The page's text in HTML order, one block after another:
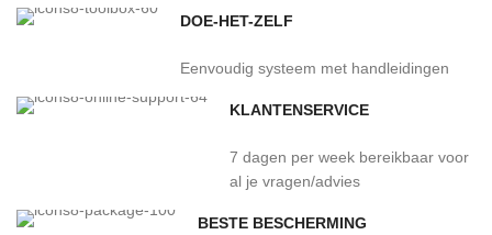
DOE-HET-ZELF
Eenvoudig systeem met handleidingen
KLANTENSERVICE
7 dagen per week bereikbaar voor
al je vragen/advies
BESTE BESCHERMING